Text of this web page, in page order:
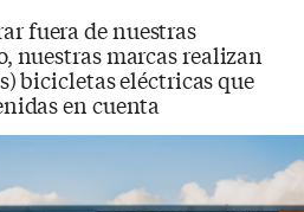
fuera de nuestras
nuestras marcas realizan
bicicletas eléctricas que
en cuenta